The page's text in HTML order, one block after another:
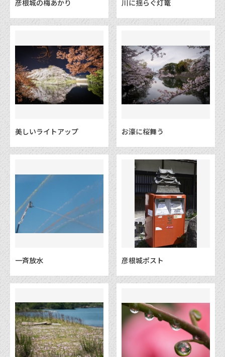
彦根城の梅あかり 川に揺らぐ灯篭
美しいライトアップ お濠に桜舞う
一斉放水 彦根城ポスト